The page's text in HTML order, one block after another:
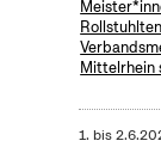
Mittelrhein
1. bis